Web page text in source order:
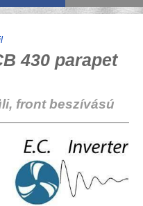
430 parapet
front beszívású